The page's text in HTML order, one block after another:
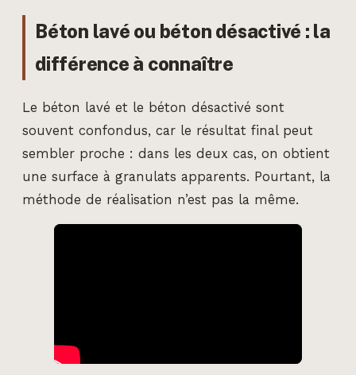
Béton lavé ou béton désactivé : la
différence à connaître
Le béton lavé et le béton désactivé sont
souvent confondus, car le résultat final peut
sembler proche : dans les deux cas, on obtient
une surface à granulats apparents. Pourtant, la
méthode de réalisation n’est pas la même.